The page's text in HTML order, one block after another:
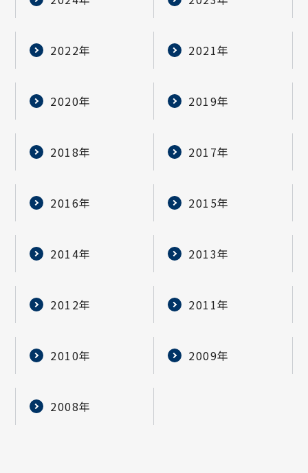
2022年 2021年
2020年 2019年
2018年 2017年
2016年 2015年
2014年 2013年
2012年 2011年
2010年 2009年
2008年